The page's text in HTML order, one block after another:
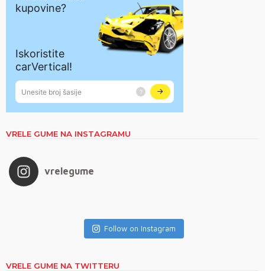
VRELE GUME NA INSTAGRAMU
vrelegume
Follow on Instagram
VRELE GUME NA TWITTERU